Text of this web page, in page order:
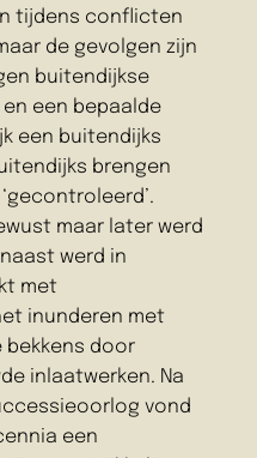
tijdens conflicten
de gevolgen zijn
buitendijkse
een bepaalde
een buitendijks
brengen
maar later werd
werd in
met
inunderen met
bekkens door
inlaatwerken. Na
vond
een